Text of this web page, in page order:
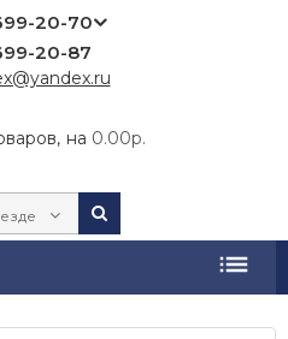
20-70
20-87
на 0.00р.